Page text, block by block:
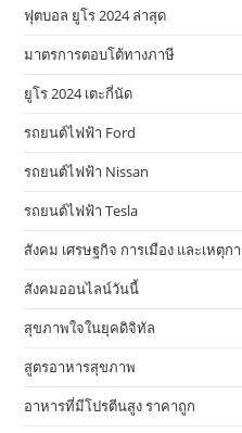
ฟุตบอล ยูโร 2024 ล่าสุด
มาตรการตอบโต้ทางภาษี
ยูโร 2024 เตะกี่นัด
รถยนต์ไฟฟ้า Ford
รถยนต์ไฟฟ้า Nissan
รถยนต์ไฟฟ้า Tesla
สังคม เศรษฐกิจ การเมือง และเหตุ
สังคมออนไลน์วันนี้
สุขภาพใจในยุคดิจิทัล
สูตรอาหารสุขภาพ
อาหารที่มีโปรตีนสูง ราคาถูก